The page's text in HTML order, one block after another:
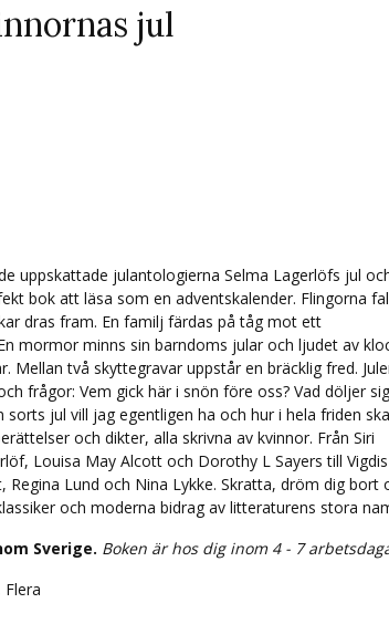
jul
uppskattade julantologierna Selma Lagerlöfs jul
bok att läsa som en adventskalender. Flingorna
dras fram. En familj färdas på tåg mot ett
mormor minns sin barndoms jular och ljudet av
Mellan två skyttegravar uppstår en bräcklig fred.
frågor: Vem gick här i snön före oss? Vad döljer
sorts jul vill jag egentligen ha och hur i hela friden
och dikter, alla skrivna av kvinnor. Från Siri
Louisa May Alcott och Dorothy L Sayers till Vigdis
Regina Lund och Nina Lykke. Skratta, dröm dig bort
och moderna bidrag av litteraturens stora
Sverige. Boken är hos dig inom 4 - 7